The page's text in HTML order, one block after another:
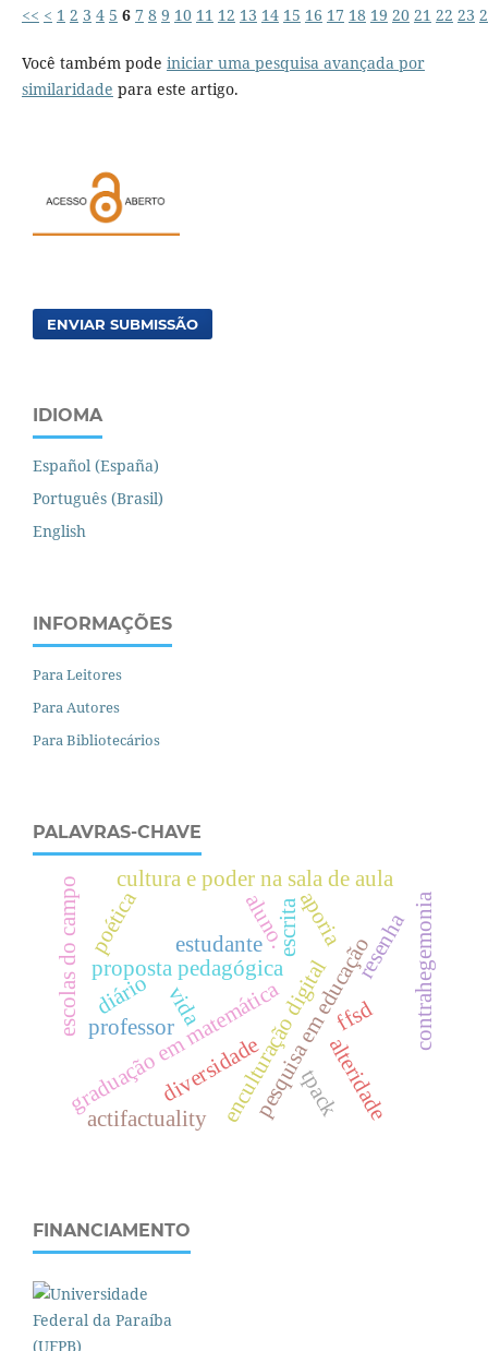
<< < 1 2 3 4 5 6 7 8 9 10 11 12 13 14 15 16 17 18 19 20 21 22 23
Você também pode iniciar uma pesquisa avançada por
similaridade para este artigo.
ENVIAR SUBMISSÃO
IDIOMA
Español (España)
Português (Brasil)
English
INFORMAÇÕES
Para Leitores
Para Autores
Para Bibliotecários
PALAVRAS-CHAVE
proposta pedagógica
enculturação digital
pesquisa em educação
escrita
diversidade
graduação em matemática tpackalteridade
poética
escolas do campo ffsd
vida
professor
aluno.
cultura e poder na sala de aula
resenha
estudante
diário
actifactuality
aporia contrahegemonia
FINANCIAMENTO